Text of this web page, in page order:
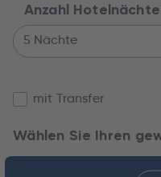
Anzahl Hotelnächte
5 Nächte
mit Transfer
Wählen Sie Ihren